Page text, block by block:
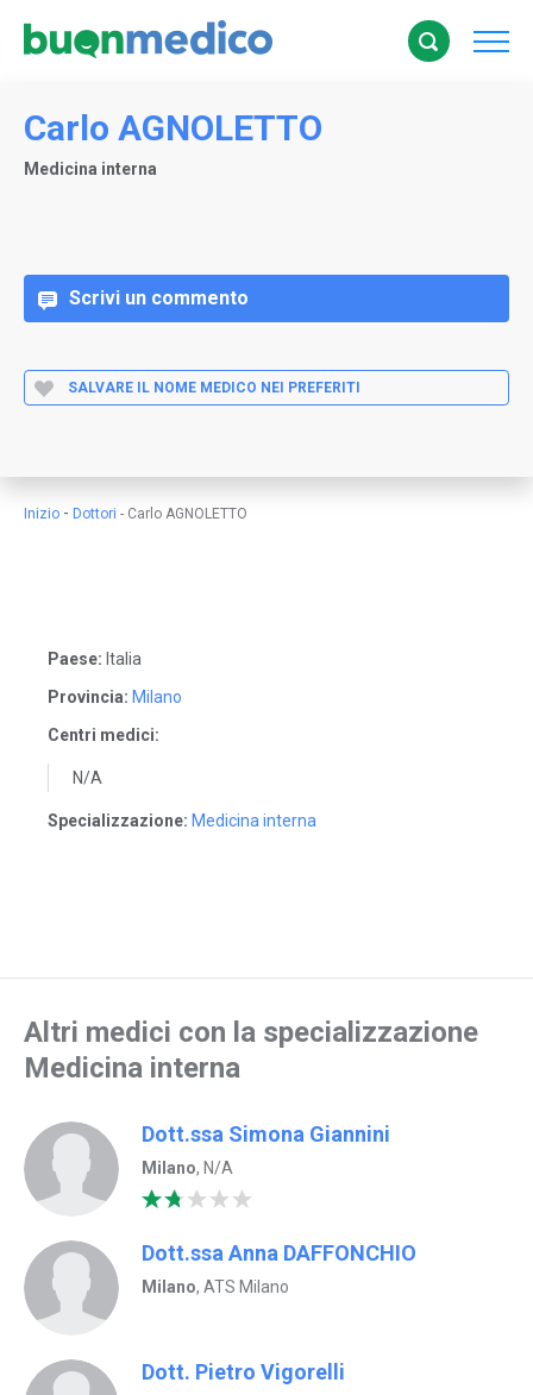
Carlo AGNOLETTO
Medicina interna
Scrivi un commento
SALVARE IL NOME MEDICO NEI PREFERITI
Inizio - Dottori - Carlo AGNOLETTO
Paese: Italia
Provincia: Milano
Centri medici:
N/A
Specializzazione: Medicina interna
Altri medici con la specializzazione
Medicina interna
Dott.ssa Simona Giannini
Milano, N/A
Dott.ssa Anna DAFFONCHIO
Milano, ATS Milano
Dott. Pietro Vigorelli